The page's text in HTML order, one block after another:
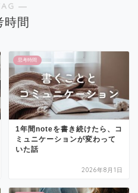
―
時間
思考時間
1年間noteを書き続けたら、コ
ミュニケーションが変わって
いた話
2026年8月1日